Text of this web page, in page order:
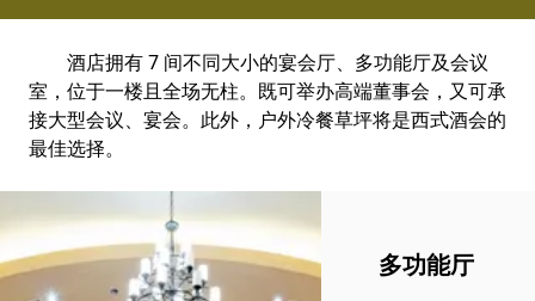
酒店拥有 7 间不同大小的宴会厅、多功能厅及会议
室，位于一楼且全场无柱。既可举办高端董事会，又可承
接大型会议、宴会。此外，户外冷餐草坪将是西式酒会的
最佳选择。
多功能厅